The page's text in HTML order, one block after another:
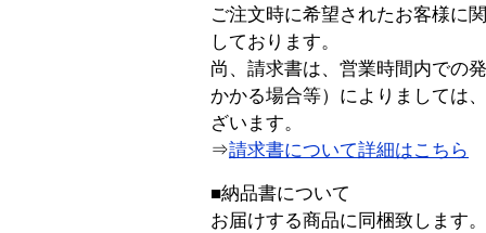
ご注文時に希望されたお客様に
しております。
尚、請求書は、営業時間内での
かかる場合等）によりましては
ざいます。
⇒請求書について詳細はこちら
■納品書について
お届けする商品に同梱致します。